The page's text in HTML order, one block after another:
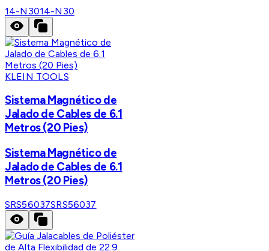
14-N3014-N30
KLEIN TOOLS
Sistema Magnético de
Jalado de Cables de 6.1
Metros (20 Pies)
Sistema Magnético de
Jalado de Cables de 6.1
Metros (20 Pies)
SRS56037SRS56037